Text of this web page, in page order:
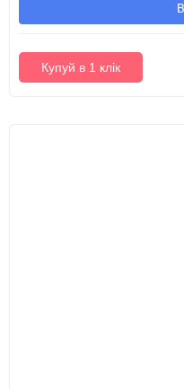
Купуй в 1 клік